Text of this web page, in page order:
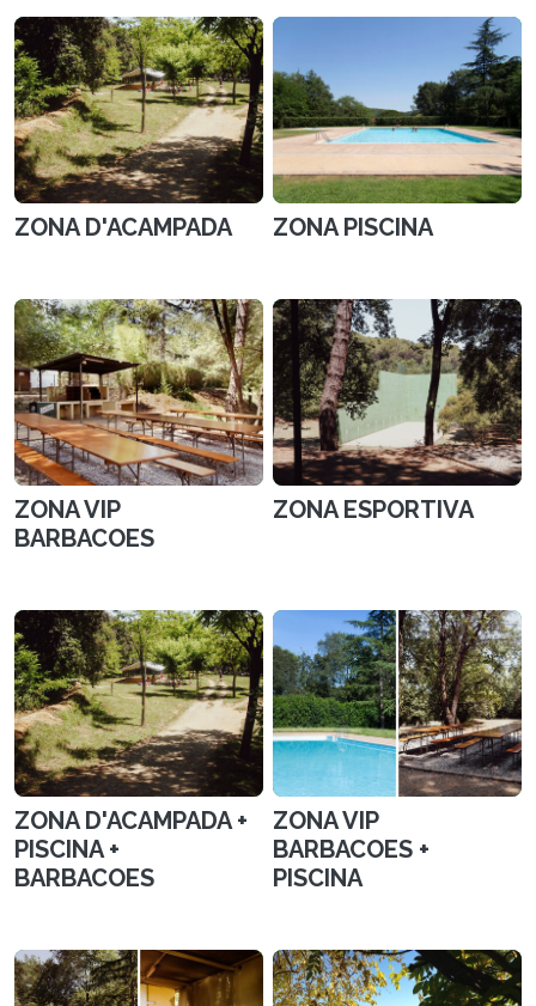
ZONA D'ACAMPADA ZONA PISCINA
ZONA VIP
BARBACOES
ZONA ESPORTIVA
ZONA D'ACAMPADA +
PISCINA +
BARBACOES
ZONA VIP
BARBACOES +
PISCINA